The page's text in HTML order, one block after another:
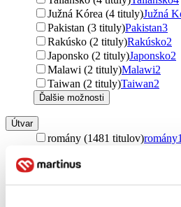
Južná Kórea (4 tituly)Južná
Pakistan (3 tituly)Pakistan3
Rakúsko (2 tituly)Rakúsko2
Japonsko (2 tituly)Japonsko2
Malawi (2 tituly)Malawi2
Taiwan (2 tituly)Taiwan2
Ďalšie možnosti
Útvar
romány (1481 titulov)romány
učebnice (94 titulov)